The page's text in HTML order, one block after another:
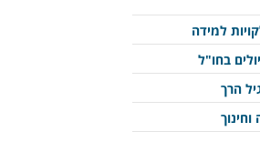
למידה
בחו"ל
הרך